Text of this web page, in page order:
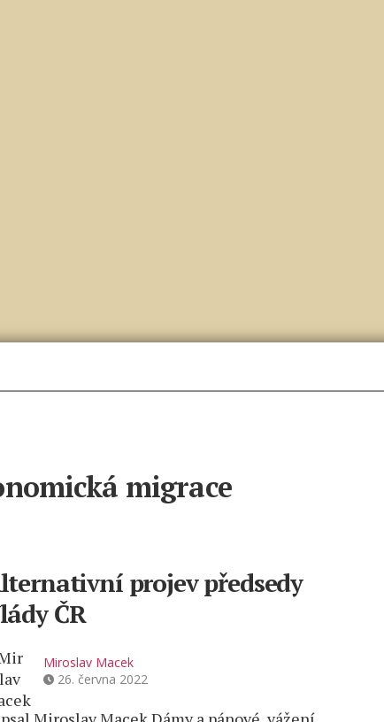
migrace
projev předsedy
ČR
Miroslav Macek
26. června 2022